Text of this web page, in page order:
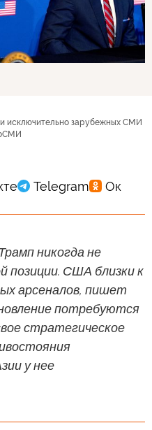
зарубежных СМИ
никогда не
позиции. США близки к
арсеналов, пишет
потребуются
стратегическое
у нее